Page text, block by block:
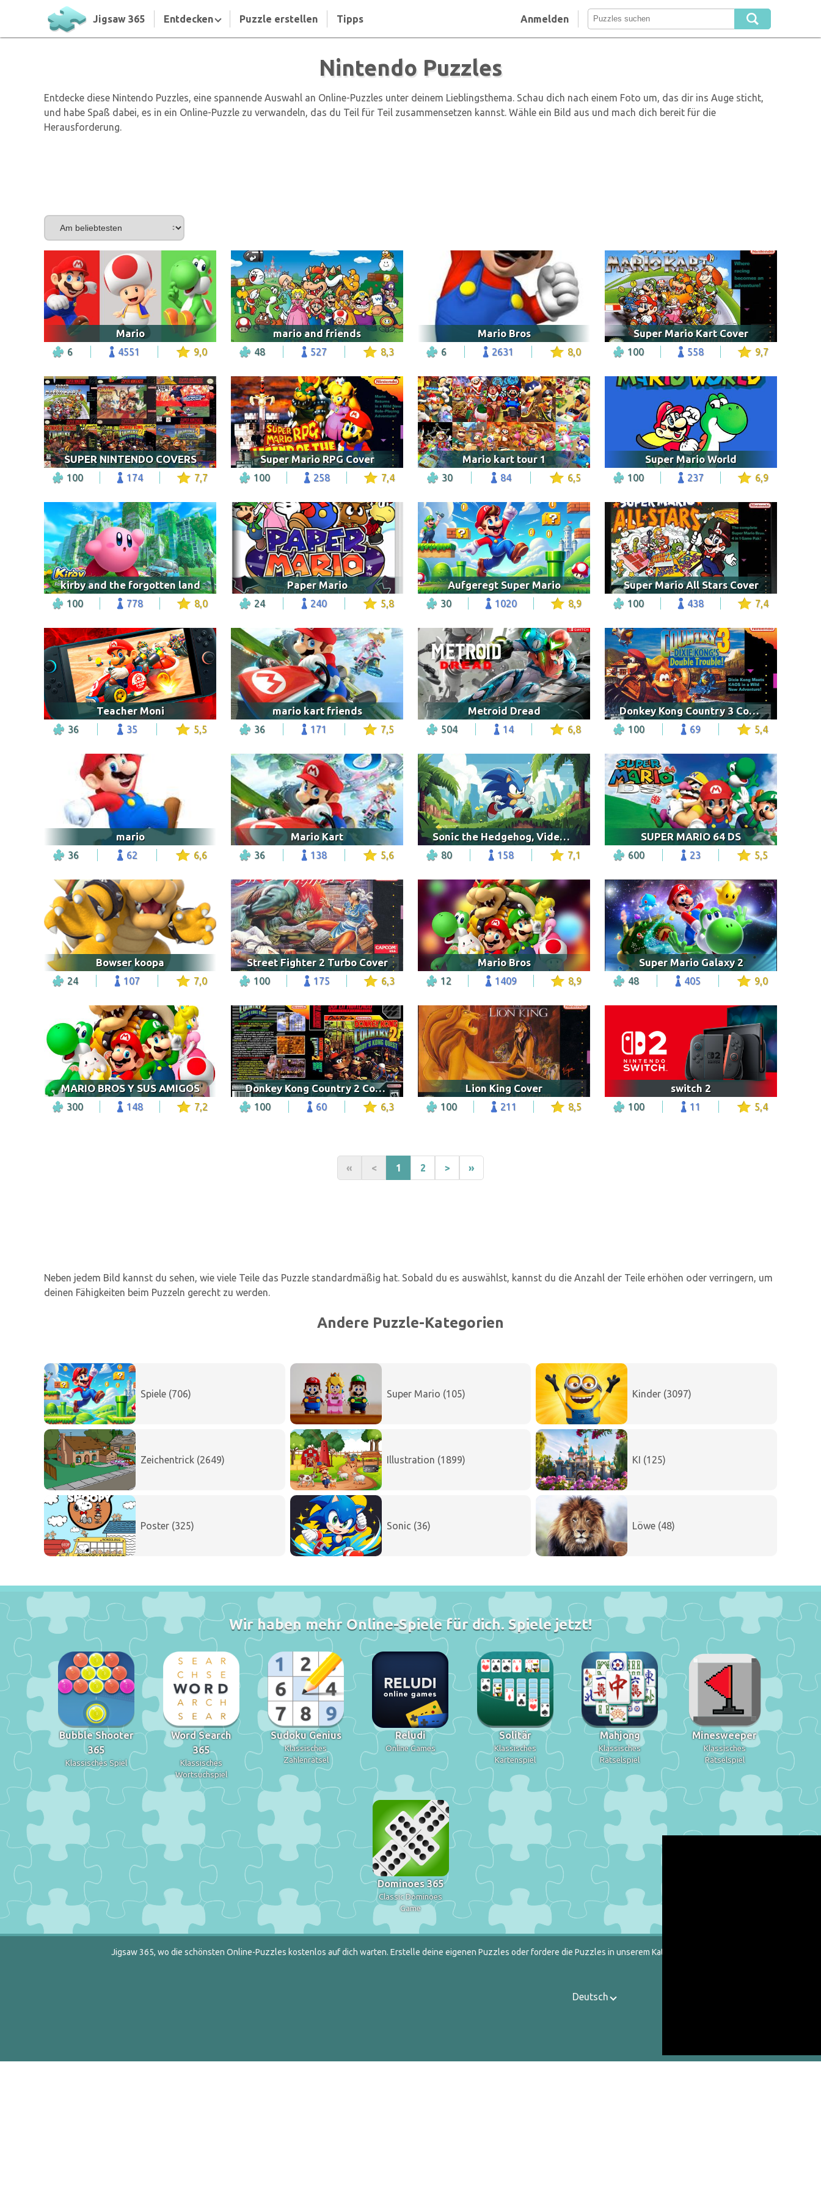
Jigsaw 365 Entdecken Puzzle erstellen Tipps Anmelden
Nintendo Puzzles
Entdecke diese Nintendo Puzzles, eine spannende Auswahl an Online-Puzzles unter deinem Lieblingsthema. Schau dich nach einem Foto um, das dir ins Auge sticht,
und habe Spaß dabei, es in ein Online-Puzzle zu verwandeln, das du Teil für Teil zusammensetzen kannst. Wähle ein Bild aus und mach dich bereit für die
Herausforderung.
Mario
6 4551 9,0
mario and friends
48 527 8,3
Mario Bros
6 2631 8,0
Super Mario Kart Cover
100 558 9,7
SUPER NINTENDO COVERS
100 174 7,7
Super Mario RPG Cover
100 258 7,4
Mario kart tour 1
30 84 6,5
Super Mario World
100 237 6,9
kirby and the forgotten land
100 778 8,0
Paper Mario
24 240 5,8
Aufgeregt Super Mario
30 1020 8,9
Super Mario All Stars Cover
100 438 7,4
Teacher Moni
36 35 5,5
mario kart friends
36 171 7,5
Metroid Dread
504 14 6,8
Donkey Kong Country 3 Cover
100 69 5,4
mario
36 62 6,6
Mario Kart
36 138 5,6
Sonic the Hedgehog, Videospiel
80 158 7,1
SUPER MARIO 64 DS
600 23 5,5
Bowser koopa
24 107 7,0
Street Fighter 2 Turbo Cover
100 175 6,3
Mario Bros
12 1409 8,9
Super Mario Galaxy 2
48 405 9,0
MARIO BROS Y SUS AMIGOS
300 148 7,2
Donkey Kong Country 2 Cover
100 60 6,3
Lion King Cover
100 211 8,5
switch 2
100 11 5,4
« < 1 2 > »
Neben jedem Bild kannst du sehen, wie viele Teile das Puzzle standardmäßig hat. Sobald du es auswählst, kannst du die Anzahl der Teile erhöhen oder verringern, um
deinen Fähigkeiten beim Puzzeln gerecht zu werden.
Andere Puzzle-Kategorien
Spiele (706) Super Mario (105) Kinder (3097)
Zeichentrick (2649) Illustration (1899) KI (125)
Poster (325) Sonic (36) Löwe (48)
Wir haben mehr Online-Spiele für dich. Spiele jetzt!
Bubble Shooter
365
Klassisches Spiel
Word Search
365
Klassisches
Wortsuchspiel
Sudoku Genius
Klassisches
Zahlenrätsel
Reludi
Online Games
Solitär
Klassisches
Kartenspiel
Mahjong
Klassisches
Rätselspiel
Minesweeper
Klassisches
Rätselspiel
Dominoes 365
Classic Dominoes
Game
Jigsaw 365, wo die schönsten Online-Puzzles kostenlos auf dich warten. Erstelle deine eigenen Puzzles oder fordere die Puzzles in unserem Katalog heraus.
Deutsch